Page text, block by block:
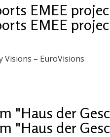
EMEE
EMEE
Visions – EuroVisions
"Haus der
"Haus der